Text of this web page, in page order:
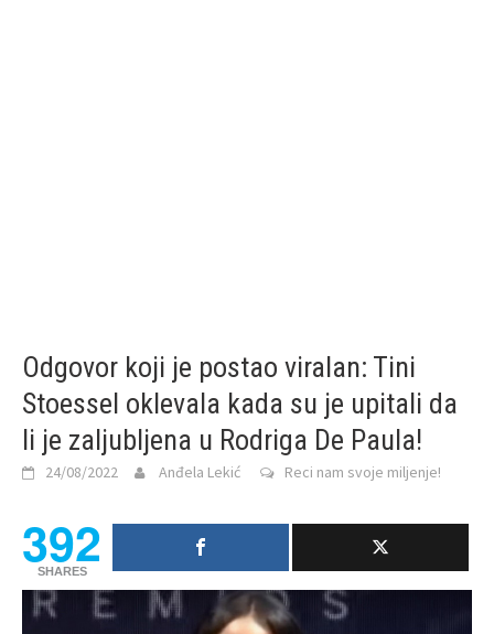
Odgovor koji je postao viralan: Tini
Stoessel oklevala kada su je upitali da
li je zaljubljena u Rodriga De Paula!
24/08/2022 Anđela Lekić Reci nam svoje miljenje!
392
SHARES